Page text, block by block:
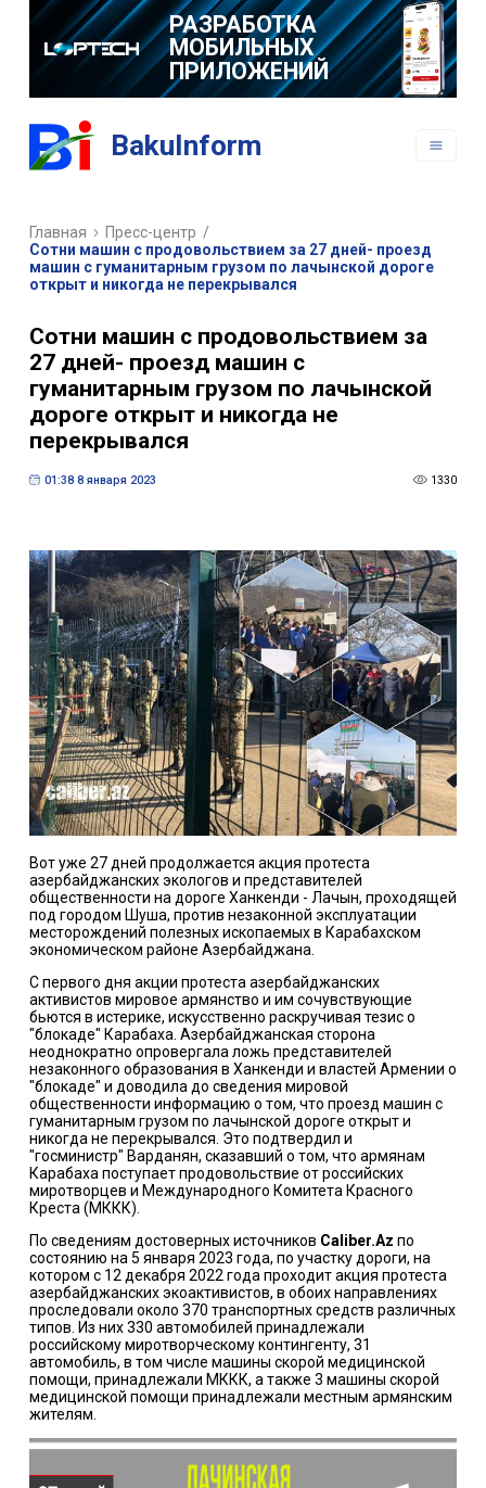
РАЗРАБОТКА
МОБИЛЬНЫХ
ПРИЛОЖЕНИЙ
BakuInform
Главная Пресс-центр /
Cотни машин с продовольствием за 27 дней- проезд
машин с гуманитарным грузом по лачынской дороге
открыт и никогда не перекрывался
Cотни машин с продовольствием за
27 дней- проезд машин с
гуманитарным грузом по лачынской
дороге открыт и никогда не
перекрывался
01:38 8 января 2023 1330
Вот уже 27 дней продолжается акция протеста
азербайджанских экологов и представителей
общественности на дороге Ханкенди - Лачын, проходящей
под городом Шуша, против незаконной эксплуатации
месторождений полезных ископаемых в Карабахском
экономическом районе Азербайджана.
С первого дня акции протеста азербайджанских
активистов мировое армянство и им сочувствующие
бьются в истерике, искусственно раскручивая тезис о
"блокаде" Карабаха. Азербайджанская сторона
неоднократно опровергала ложь представителей
незаконного образования в Ханкенди и властей Армении о
"блокаде" и доводила до сведения мировой
общественности информацию о том, что проезд машин с
гуманитарным грузом по лачынской дороге открыт и
никогда не перекрывался. Это подтвердил и
"госминистр" Варданян, сказавший о том, что армянам
Карабаха поступает продовольствие от российских
миротворцев и Международного Комитета Красного
Креста (МККК).
По сведениям достоверных источников Caliber.Az по
состоянию на 5 января 2023 года, по участку дороги, на
котором с 12 декабря 2022 года проходит акция протеста
азербайджанских экоактивистов, в обоих направлениях
проследовали около 370 транспортных средств различных
типов. Из них 330 автомобилей принадлежали
российскому миротворческому контингенту, 31
автомобиль, в том числе машины скорой медицинской
помощи, принадлежали МККК, a также 3 машины скорой
медицинской помощи принадлежали местным армянским
жителям.